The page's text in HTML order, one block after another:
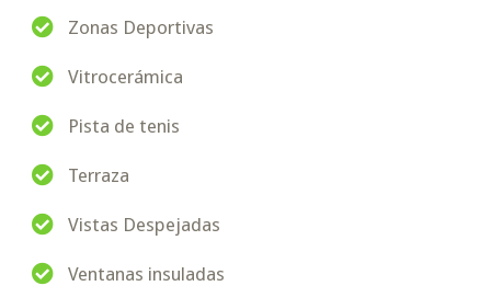
Zonas Deportivas
Vitrocerámica
Pista de tenis
Terraza
Vistas Despejadas
Ventanas insuladas